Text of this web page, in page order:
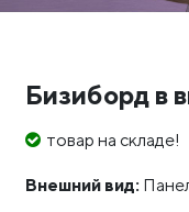
Бизиборд в
товар на складе!
Внешний вид: